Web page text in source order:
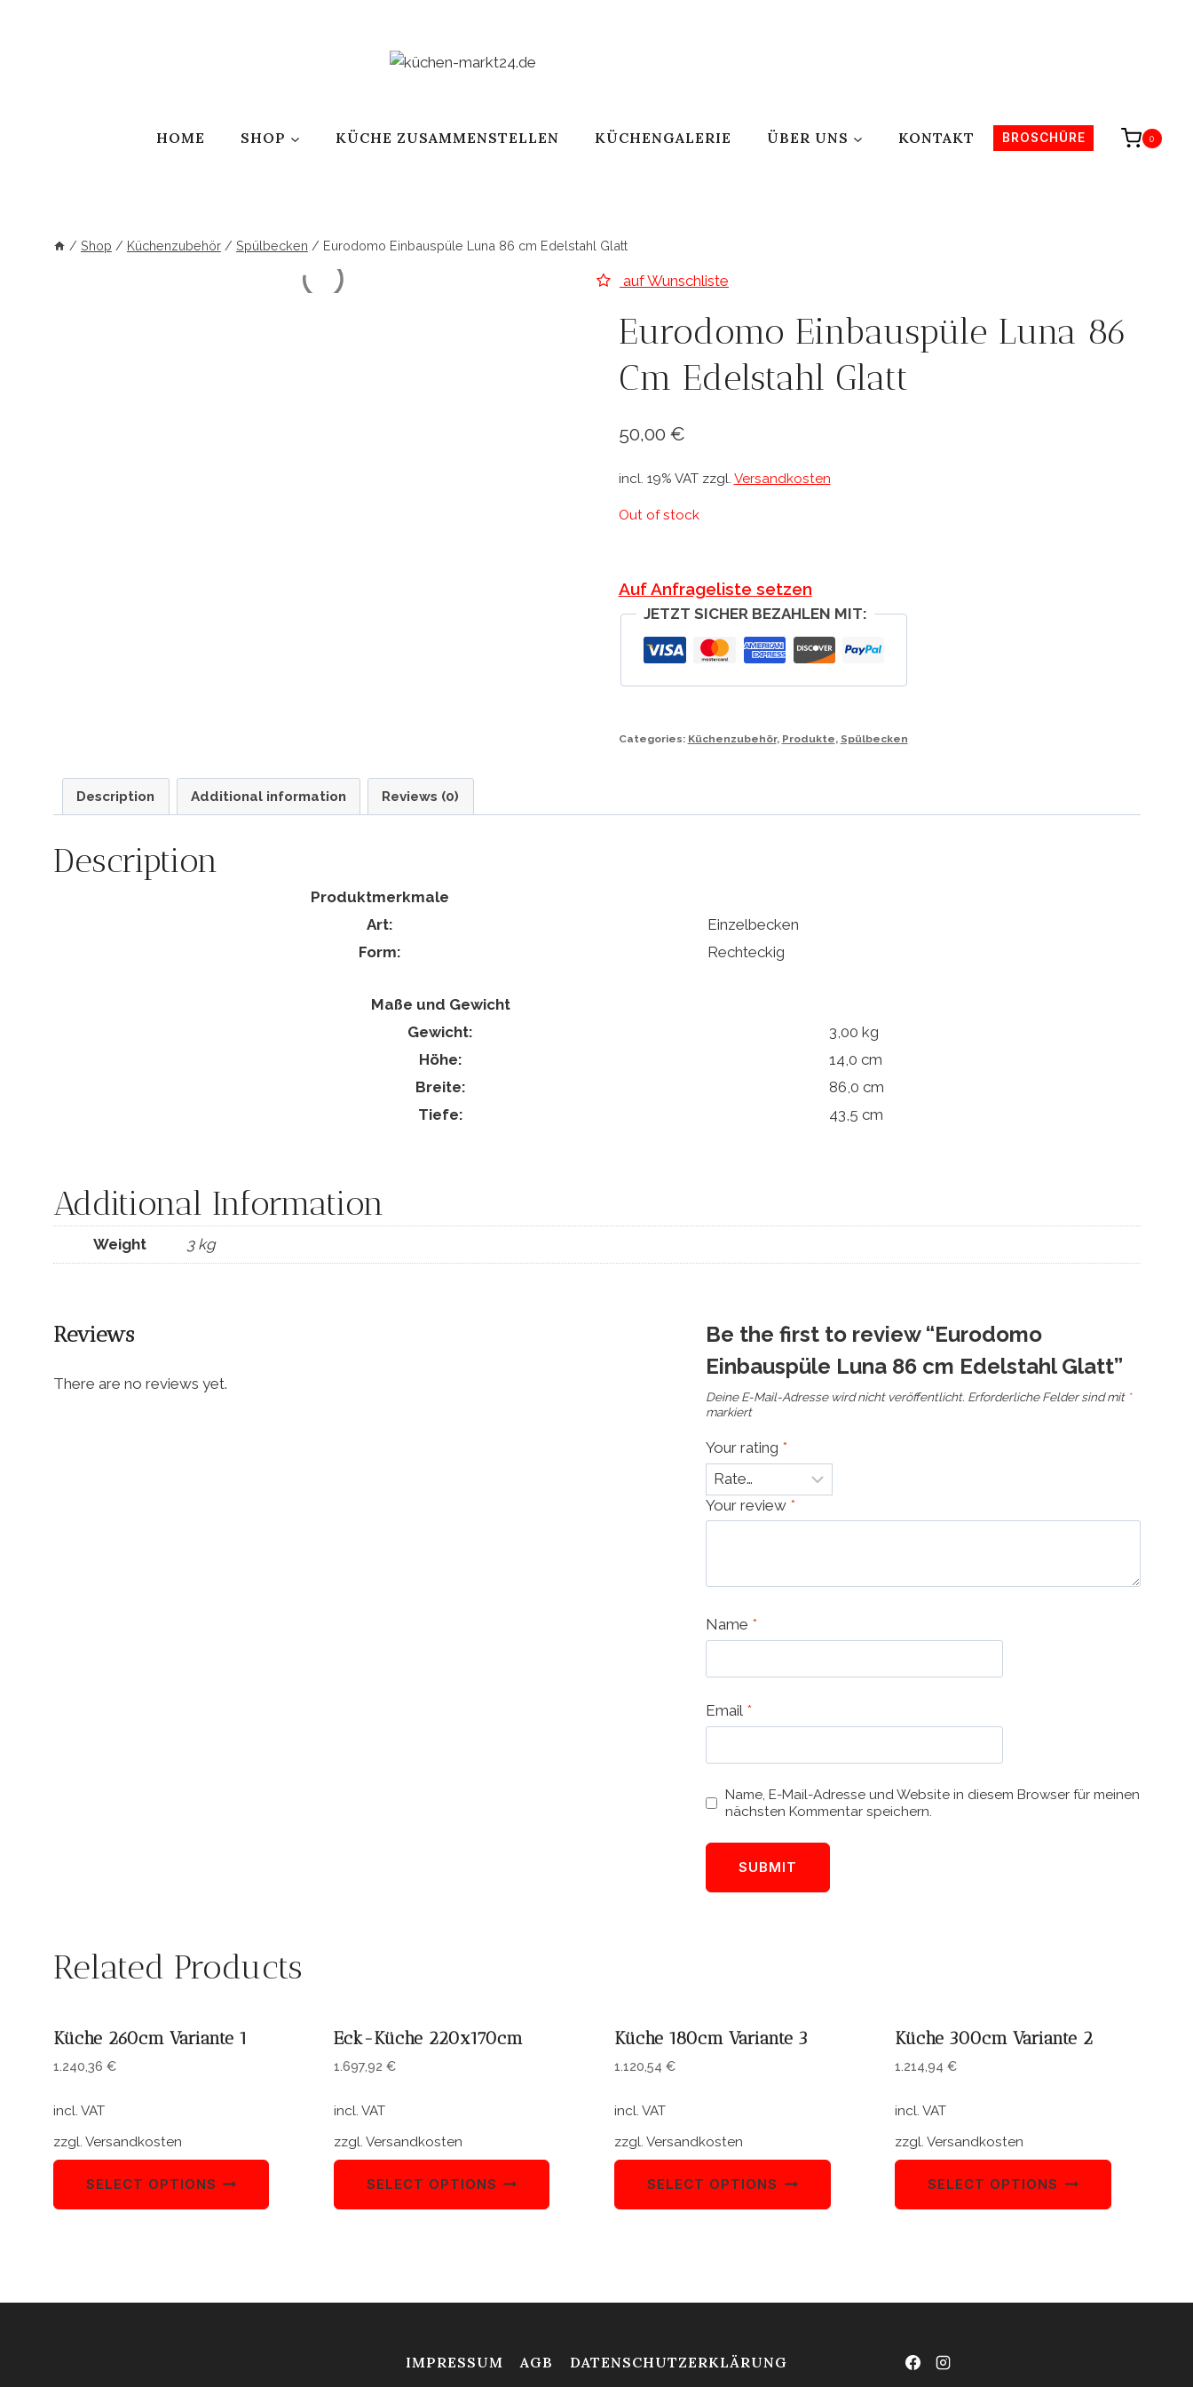
HOME SHOP KÜCHE ZUSAMMENSTELLEN KÜCHENGALERIE ÜBER UNS KONTAKT BROSCHÜRE 0
/ Shop / Küchenzubehör / Spülbecken / Eurodomo Einbauspüle Luna 86 cm Edelstahl Glatt
auf Wunschliste
Eurodomo Einbauspüle Luna 86
Cm Edelstahl Glatt
50,00 €
incl. 19% VAT zzgl. Versandkosten
Out of stock
Auf Anfrageliste setzen
JETZT SICHER BEZAHLEN MIT:
Categories: Küchenzubehör, Produkte, Spülbecken
Description Additional information Reviews (0)
Description
Produktmerkmale
Art:
Einzelbecken
Form:
Rechteckig
Maße und Gewicht
Gewicht:
3,00 kg
Höhe:
14,0 cm
Breite:
86,0 cm
Tiefe:
43,5 cm
Additional Information
Weight 3 kg
Reviews
There are no reviews yet.
Be the first to review “Eurodomo
Einbauspüle Luna 86 cm Edelstahl Glatt”
Deine E-Mail-Adresse wird nicht veröffentlicht. Erforderliche Felder sind mit *
markiert
Your rating *
Your review *
Name *
Email *
Name, E-Mail-Adresse und Website in diesem Browser für meinen
nächsten Kommentar speichern.
Related Products
Küche 260cm Variante 1
1.240,36 €
incl. VAT
zzgl. Versandkosten
SELECT OPTIONS
Eck-Küche 220x170cm
1.697,92 €
incl. VAT
zzgl. Versandkosten
SELECT OPTIONS
Küche 180cm Variante 3
1.120,54 €
incl. VAT
zzgl. Versandkosten
SELECT OPTIONS
Küche 300cm Variante 2
1.214,94€
incl. VAT
zzgl.Versandkosten
SELECT OPTIONS
IMPRESSUM AGB
DATENSCHUTZERKLÄRUNG